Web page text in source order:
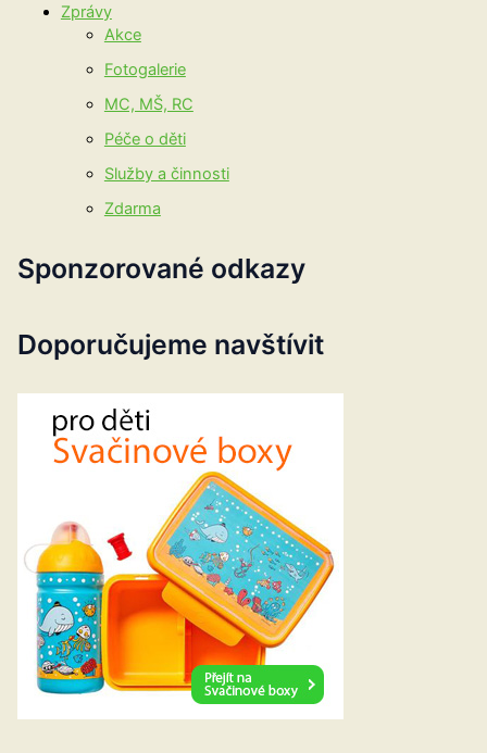
Zprávy
Akce
Fotogalerie
MC, MŠ, RC
Péče o děti
Služby a činnosti
Zdarma
Sponzorované odkazy
Doporučujeme navštívit